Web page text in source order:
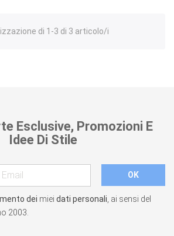
di 1-3 di 3 articolo/i
Esclusive, Promozioni E
Idee Di Stile
dei miei dati personali , ai sensi del
2003.